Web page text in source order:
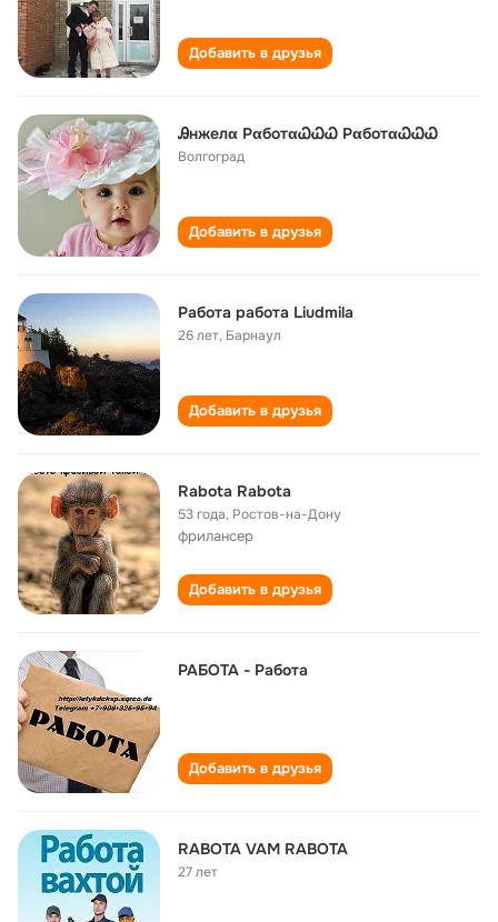
Добавить в друзья
Ꭿнжелα РαботαᏇᏇᏇ РαботαᏇᏇᏇ
Волгоград
Добавить в друзья
Работа работа Liudmila
26 лет, Барнаул
Добавить в друзья
Rabota Rabota
53 года, Ростов-на-Дону
фрилансер
Добавить в друзья
РАБОТА - Работа
Добавить в друзья
RABOTA VAM RABOTA
27 лет